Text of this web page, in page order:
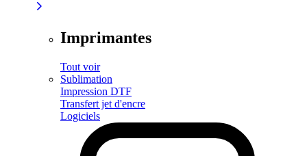
Imprimantes
Tout voir
Sublimation
Impression DTF
Transfert jet d'encre
Logiciels